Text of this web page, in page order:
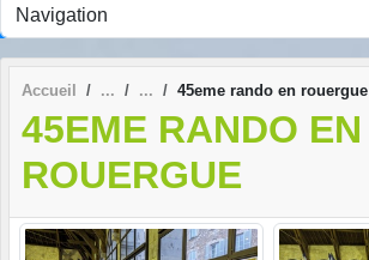
Accueil 45eme rando en rouergue
45EME RANDO EN
ROUERGUE